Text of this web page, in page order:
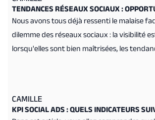
TENDANCES RÉSEAUX SOCIAUX :
Nous avons tous déjà ressenti le malaise
dilemme des réseaux sociaux : la visibilité
lorsqu'elles sont bien maîtrisées, les
CAMILLE
KPI SOCIAL ADS : QUELS INDICATEURS